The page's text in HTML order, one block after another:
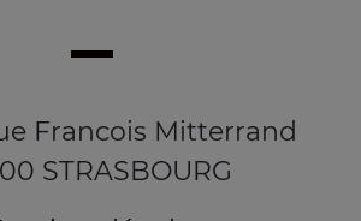
Francois Mitterrand
STRASBOURG